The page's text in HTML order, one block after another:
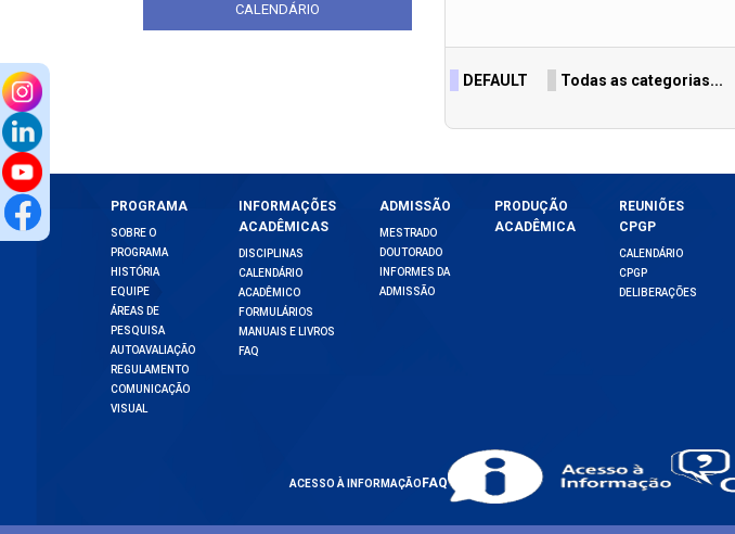
CALENDÁRIO
DEFAULT Todas as categorias...
PROGRAMA
SOBRE O
PROGRAMA
HISTÓRIA
EQUIPE
ÁREAS DE
PESQUISA
AUTOAVALIAÇÃO
REGULAMENTO
COMUNICAÇÃO
VISUAL
INFORMAÇÕES
ACADÊMICAS
DISCIPLINAS
CALENDÁRIO
ACADÊMICO
FORMULÁRIOS
MANUAIS E LIVROS
FAQ
ADMISSÃO
MESTRADO
DOUTORADO
INFORMES DA
ADMISSÃO
PRODUÇÃO
ACADÊMICA
REUNIÕES
CPGP
CALENDÁRIO
CPGP
DELIBERAÇÕES
ACESSO À INFORMAÇÃOFAQ